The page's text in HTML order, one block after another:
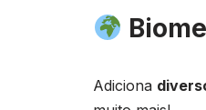
Adiciona